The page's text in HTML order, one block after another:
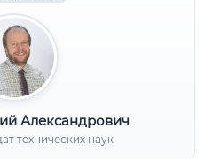
Александрович
технических наук